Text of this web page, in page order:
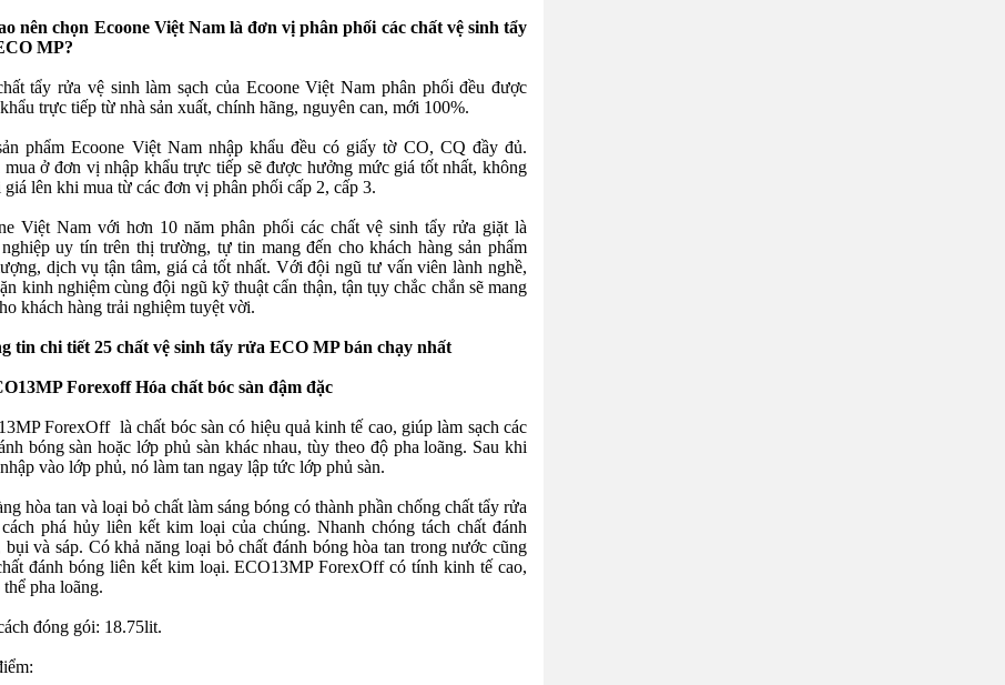
nên chọn Ecoone Việt Nam là đơn vị phân phối các chất vệ sinh tẩy
MP?
tẩy rửa vệ sinh làm sạch của Ecoone Việt Nam phân phối đều được
trực tiếp từ nhà sản xuất, chính hãng, nguyên can, mới 100%.
phẩm Ecoone Việt Nam nhập khẩu đều có giấy tờ CO, CQ đầy đủ.
mua ở đơn vị nhập khẩu trực tiếp sẽ được hưởng mức giá tốt nhất, không
lên khi mua từ các đơn vị phân phối cấp 2, cấp 3.
Việt Nam với hơn 10 năm phân phối các chất vệ sinh tẩy rửa giặt là
uy tín trên thị trường, tự tin mang đến cho khách hàng sản phẩm
dịch vụ tận tâm, giá cả tốt nhất. Với đội ngũ tư vấn viên lành nghề,
kinh nghiệm cùng đội ngũ kỹ thuật cẩn thận, tận tụy chắc chắn sẽ mang
khách hàng trải nghiệm tuyệt vời.
tin chi tiết 25 chất vệ sinh tẩy rửa ECO MP bán chạy nhất
Forexoff Hóa chất bóc sàn đậm đặc
ForexOff là chất bóc sàn có hiệu quả kinh tế cao, giúp làm sạch các
bóng sàn hoặc lớp phủ sàn khác nhau, tùy theo độ pha loãng. Sau khi
vào lớp phủ, nó làm tan ngay lập tức lớp phủ sàn.
hòa tan và loại bỏ chất làm sáng bóng có thành phần chống chất tẩy rửa
phá hủy liên kết kim loại của chúng. Nhanh chóng tách chất đánh
bụi và sáp. Có khả năng loại bỏ chất đánh bóng hòa tan trong nước cũng
đánh bóng liên kết kim loại. ECO13MP ForexOff có tính kinh tế cao,
pha loãng.
đóng gói: 18.75lit.